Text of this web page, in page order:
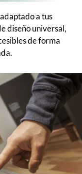
a tus
diseño universal,
de forma